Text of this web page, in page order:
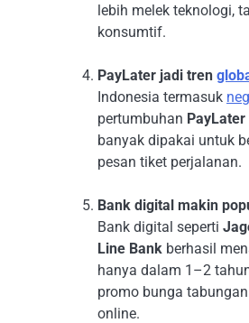
lebih melek teknologi,
konsumtif.
PayLater jadi tren
Indonesia termasuk
pertumbuhan
banyak dipakai untuk
pesan tiket perjalanan.
Bank digital makin
Bank digital seperti
Line Bank berhasil
hanya dalam 1–2
promo bunga
online.